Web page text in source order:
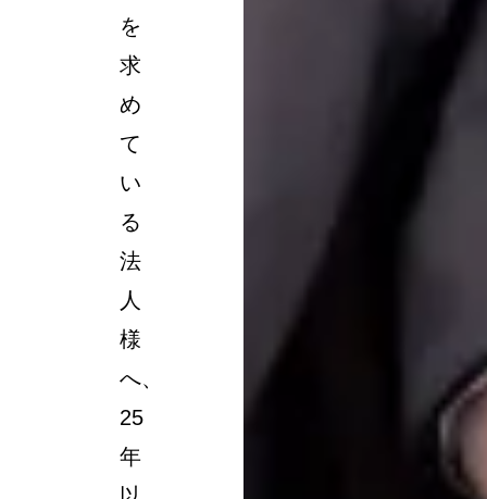
を
求
め
て
い
る
法
人
様
へ、
25
年